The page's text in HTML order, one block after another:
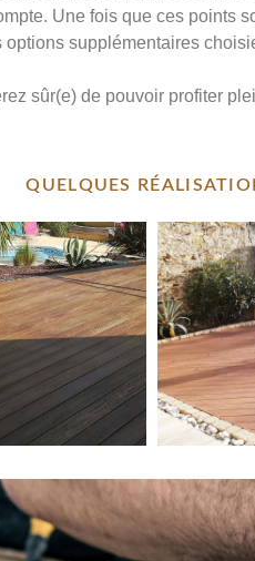
Une fois que ces points
supplémentaires
sûr(e) de pouvoir profiter
QUELQUES